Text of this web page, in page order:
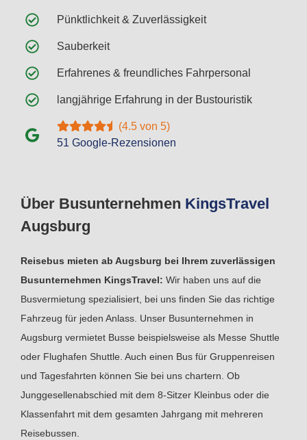
Über Busunternehmen KingsTravel
Augsburg
Reisebus mieten ab Augsburg bei Ihrem zuverlässigen
Busunternehmen KingsTravel: Wir haben uns auf die
Busvermietung spezialisiert, bei uns finden Sie das richtige
Fahrzeug für jeden Anlass. Unser Busunternehmen in
Augsburg vermietet Busse beispielsweise als Messe Shuttle
oder Flughafen Shuttle. Auch einen Bus für Gruppenreisen
und Tagesfahrten können Sie bei uns chartern. Ob
Junggesellenabschied mit dem 8-Sitzer Kleinbus oder die
Klassenfahrt mit dem gesamten Jahrgang mit mehreren
Reisebussen.
Pünktlichkeit & Zuverlässigkeit
Sauberkeit
Erfahrenes & freundliches Fahrpersonal
langjährige Erfahrung in der Bustouristik
(4.5 von 5)
51 Google-Rezensionen